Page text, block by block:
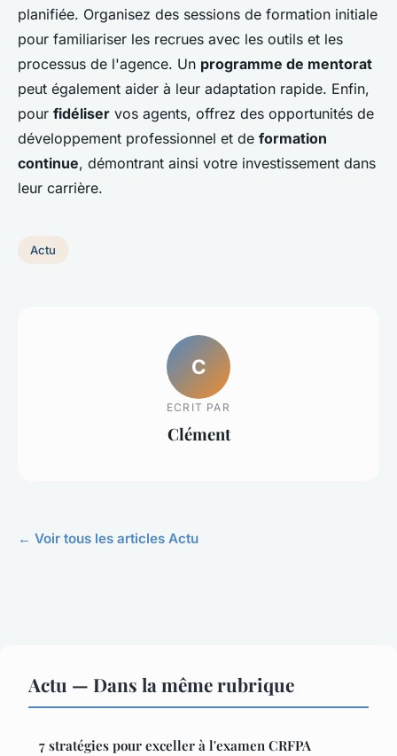
planifiée. Organisez des sessions de formation initiale
pour familiariser les recrues avec les outils et les
processus de l'agence. Un programme de mentorat
peut également aider à leur adaptation rapide. Enfin,
pour fidéliser vos agents, offrez des opportunités de
développement professionnel et de formation
continue, démontrant ainsi votre investissement dans
leur carrière.
Actu
C
ECRIT PAR
Clément
← Voir tous les articles Actu
Actu — Dans la même rubrique
7 stratégies pour exceller à l'examen CRFPA